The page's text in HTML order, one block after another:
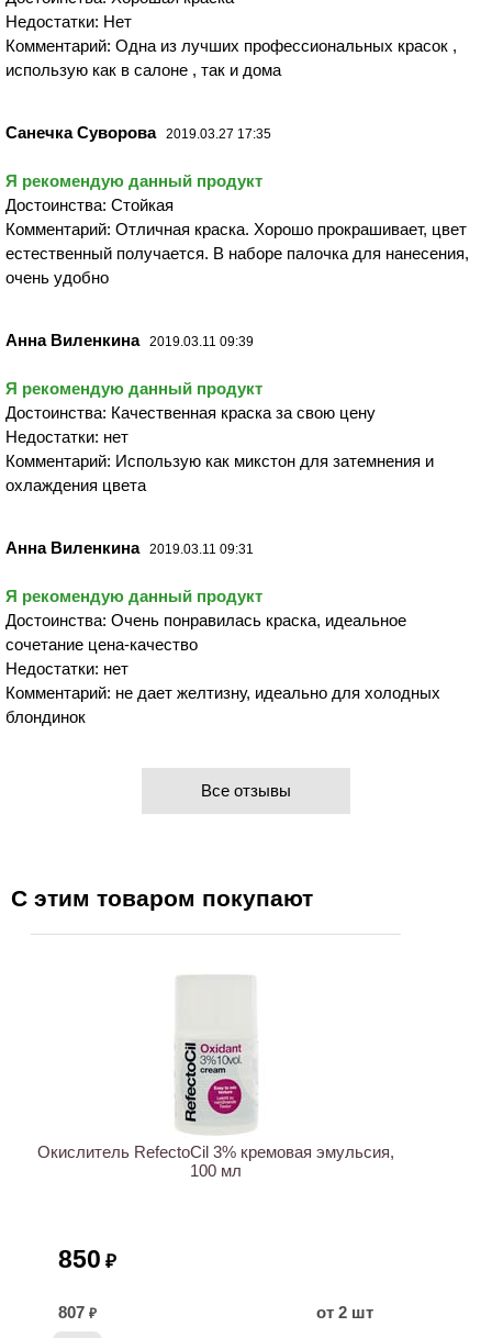
Недостатки: Нет
Комментарий: Одна из лучших профессиональных красок ,
использую как в салоне , так и дома
Санечка Суворова 2019.03.27 17:35
Я рекомендую данный продукт
Достоинства: Стойкая
Комментарий: Отличная краска. Хорошо прокрашивает, цвет
естественный получается. В наборе палочка для нанесения,
очень удобно
Анна Виленкина 2019.03.11 09:39
Я рекомендую данный продукт
Достоинства: Качественная краска за свою цену
Недостатки: нет
Комментарий: Использую как микстон для затемнения и
охлаждения цвета
Анна Виленкина 2019.03.11 09:31
Я рекомендую данный продукт
Достоинства: Очень понравилась краска, идеальное
сочетание цена-качество
Недостатки: нет
Комментарий: не дает желтизну, идеально для холодных
блондинок
Все отзывы
С этим товаром покупают
Окислитель RefectoCil 3% кремовая эмульсия,
100 мл
850 ₽
807 ₽
от 2 шт